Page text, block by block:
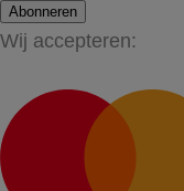
Abonneren
Wij accepteren: